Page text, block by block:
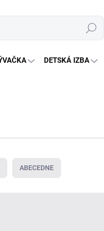
Hľadať
DETSKÁ IZBA
ABECEDNE